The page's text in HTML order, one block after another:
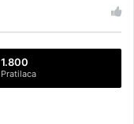
1.800
Pratilaca